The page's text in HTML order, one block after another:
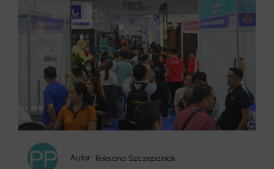
Autor: Roksana Szczepaniak